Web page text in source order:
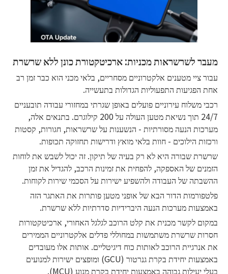
מעבר לשרשראות מכניות: ארכיטקטורת כונן ללא שרשרת
עבור ציי מטענים אלקטרוניים מסחריים, בלאי מכני הוא כבר זמן רב
אחת הפגיעות התפעוליות הגדולות בתעשייה.
רכבי משלוח עירוניים פועלים באופן שגרתי במחזורי עבודה תובעניים
24/7 תוך נשיאת מטען העולה על 200 קילוגרם. בתנאים אלה,
מערכות הנעה מסורתיות - הנשענות על שרשראות, חגורות, קסטות
ורכזות הילוכים - חוות בלאי מואץ ודרישות תחזוקה תכופות.
שרשרת שבורה היא לא רק בעיה של תיקון. זה יכול לשבש את לוחות
הזמנים של האספקה, להפחית את זמינות הרכב, להגדיל את זמן
ההשבתה של העבודה ולהשפיע ישירות על הסכמי שירות לקוחות.
פלטפורמות הדור הבא של אופני מטען פותרות את האתגר הזה
באמצעות מערכות הנעה היברידיות סדרתיות ללא שרשרת.
במקום לקשר מכנית את קלט הרוכב לגלגל האחורי, ארכיטקטורות
חסרות שרשרת משתמשות במחוללי פדלים אלקטרוניים הממירים
את אנרגיית הרוכב לאותות כוח דיגיטליים. אותות אלו מעובדים
באמצעות יחידת בקרת גנרטור (GCU) ומופצים ישירות למנועים
בעלי יעילות גבוהה באמצעות יחידת בקרת מנוע (MCU).